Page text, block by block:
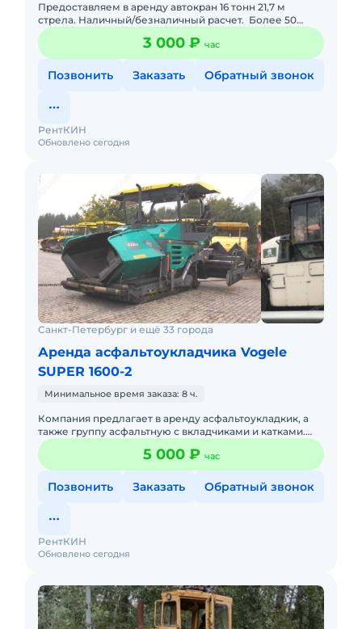
Предоставляем в аренду автокран 16 тонн 21,7 м
стрела. Наличный/безналичный расчет. Более 50
единиц собственной импортной и отечественной
спецтехники.Ка
3 000 ₽ час
Позвонить Заказать Обратный звонок
Обновлено сегодня
РентКИН
Санкт-Петербург и ещё 33 города
Аренда асфальтоукладчика Vogele
SUPER 1600-2
Минимальное время заказа: 8 ч.
Компания предлагает в аренду асфальтоукладкик, а
также группу асфальтную с вкладчиками и катками.
Порядок оплаты согласно договору. Наличный и
безналичный расче
5 000 ₽ час
Позвонить Заказать Обратный звонок
Обновлено сегодня
РентКИН